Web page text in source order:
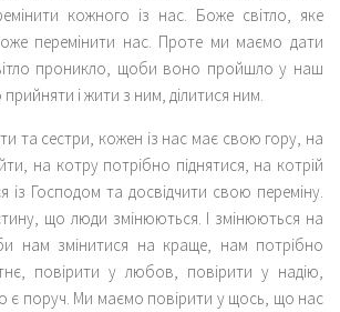
кожного із нас. Боже світло, яке
перемінити нас. Проте ми маємо дати
проникло, щоби воно пройшло у наш
і жити з ним, ділитися ним.
та сестри, кожен із нас має свою гору, на
на котру потрібно піднятися, на котрій
із Господом та досвідчити свою переміну.
що люди змінюються. І змінюються на
нам змінитися на краще, нам потрібно
повірити у любов, повірити у надію,
є поруч. Ми маємо повірити у щось, що нас